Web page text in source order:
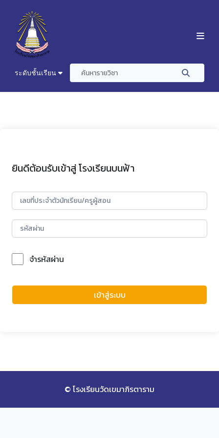
ระดับชั้นเรียน
ยินดีต้อนรับเข้าสู่ โรงเรียนบนฟ้า
จำรหัสผ่าน
เข้าสู่ระบบ
© โรงเรียนวัดเขมาภิรตาราม